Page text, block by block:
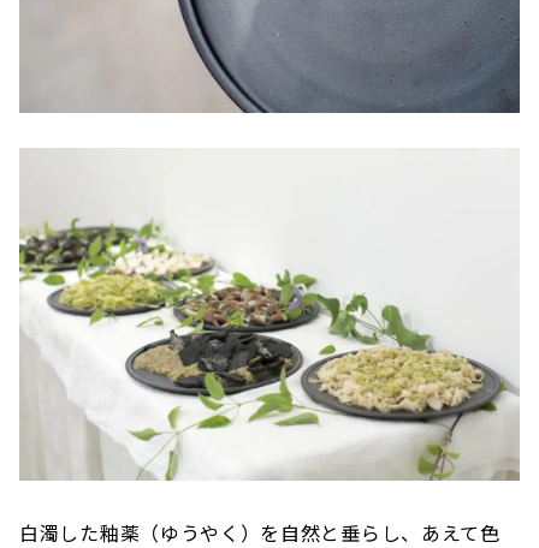
白濁した釉薬（ゆうやく）を自然と垂らし、あえて色